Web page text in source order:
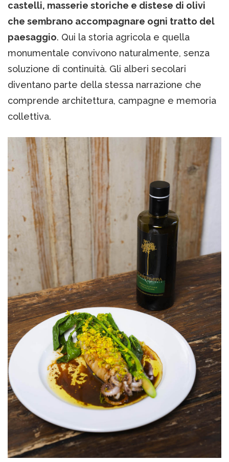
castelli, masserie storiche e distese di olivi
che sembrano accompagnare ogni tratto del
paesaggio. Qui la storia agricola e quella
monumentale convivono naturalmente, senza
soluzione di continuità. Gli alberi secolari
diventano parte della stessa narrazione che
comprende architettura, campagne e memoria
collettiva.